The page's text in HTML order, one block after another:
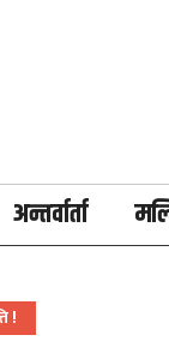
अन्तर्वार्ता
!